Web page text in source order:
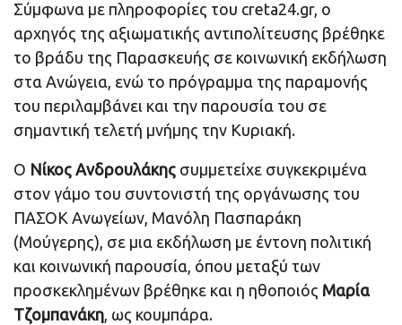
Σύμφωνα με πληροφορίες του creta24.gr, ο
αρχηγός της αξιωματικής αντιπολίτευσης βρέθηκε
το βράδυ της Παρασκευής σε κοινωνική εκδήλωση
στα Ανώγεια, ενώ το πρόγραμμα της παραμονής
του περιλαμβάνει και την παρουσία του σε
σημαντική τελετή μνήμης την Κυριακή.
Ο Νίκος Ανδρουλάκης συμμετείχε συγκεκριμένα
στον γάμο του συντονιστή της οργάνωσης του
ΠΑΣΟΚ Ανωγείων, Μανόλη Πασπαράκη
(Μούγερης), σε μια εκδήλωση με έντονη πολιτική
και κοινωνική παρουσία, όπου μεταξύ των
προσκεκλημένων βρέθηκε και η ηθοποιός Μαρία
Τζομπανάκη, ως κουμπάρα.